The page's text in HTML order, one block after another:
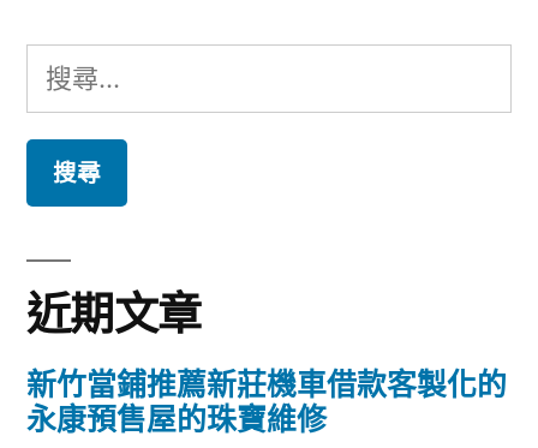
搜
尋
鍵
字:
近期文章
新竹當鋪推薦新莊機車借款客製化的
永康預售屋的珠寶維修